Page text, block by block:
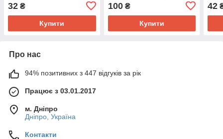
32 ₴
Купити
100₴
Купити
42
Про нас
94% позитивних з 447 відгуків за рік
Працює з 03.01.2017
м. Дніпро
Дніпро, Україна
Контакти